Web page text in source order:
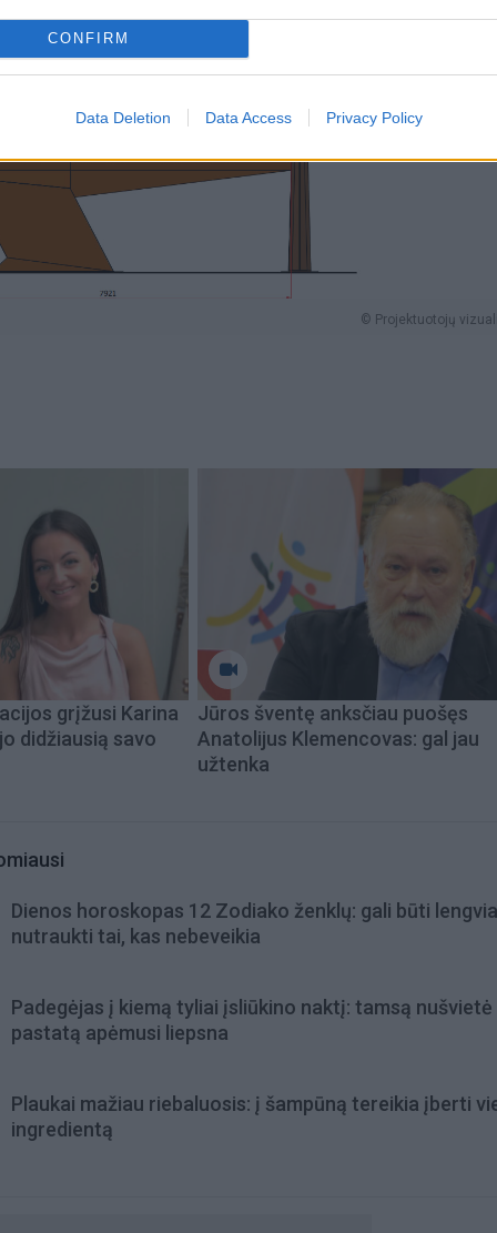
CONFIRM
Data Deletion Data Access Privacy Policy
© Projektuotojų
grįžusi Karina
didžiausią savo
Jūros šventę anksčiau puošęs
Anatolijus Klemencovas: gal jau
užtenka
Dienos horoskopas 12 Zodiako ženklų: gali būti
nutraukti tai, kas nebeveikia
Padegėjas į kiemą tyliai įsliūkino naktį: tamsą nušvietė
pastatą apėmusi liepsna
Plaukai mažiau riebaluosis: į šampūną tereikia įberti
ingredientą